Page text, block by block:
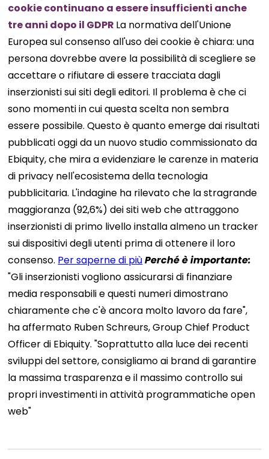
cookie continuano a essere insufficienti anche
tre anni dopo il GDPR La normativa dell'Unione
Europea sul consenso all'uso dei cookie è chiara: una
persona dovrebbe avere la possibilità di scegliere se
accettare o rifiutare di essere tracciata dagli
inserzionisti sui siti degli editori. Il problema è che ci
sono momenti in cui questa scelta non sembra
essere possibile. Questo è quanto emerge dai risultati
pubblicati oggi da un nuovo studio commissionato da
Ebiquity, che mira a evidenziare le carenze in materia
di privacy nell'ecosistema della tecnologia
pubblicitaria. L'indagine ha rilevato che la stragrande
maggioranza (92,6%) dei siti web che attraggono
inserzionisti di primo livello installa almeno un tracker
sui dispositivi degli utenti prima di ottenere il loro
consenso. Per saperne di piùPerché è importante:
"Gli inserzionisti vogliono assicurarsi di finanziare
media responsabili e questi numeri dimostrano
chiaramente che c'è ancora molto lavoro da fare",
ha affermato Ruben Schreurs, Group Chief Product
Officer di Ebiquity. "Soprattutto alla luce dei recenti
sviluppi del settore, consigliamo ai brand di garantire
la massima trasparenza e il massimo controllo sui
propri investimenti in attività programmatiche open
web"